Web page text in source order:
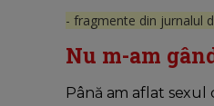
- fragmente din jurnalul
Nu m-am
Până am aflat